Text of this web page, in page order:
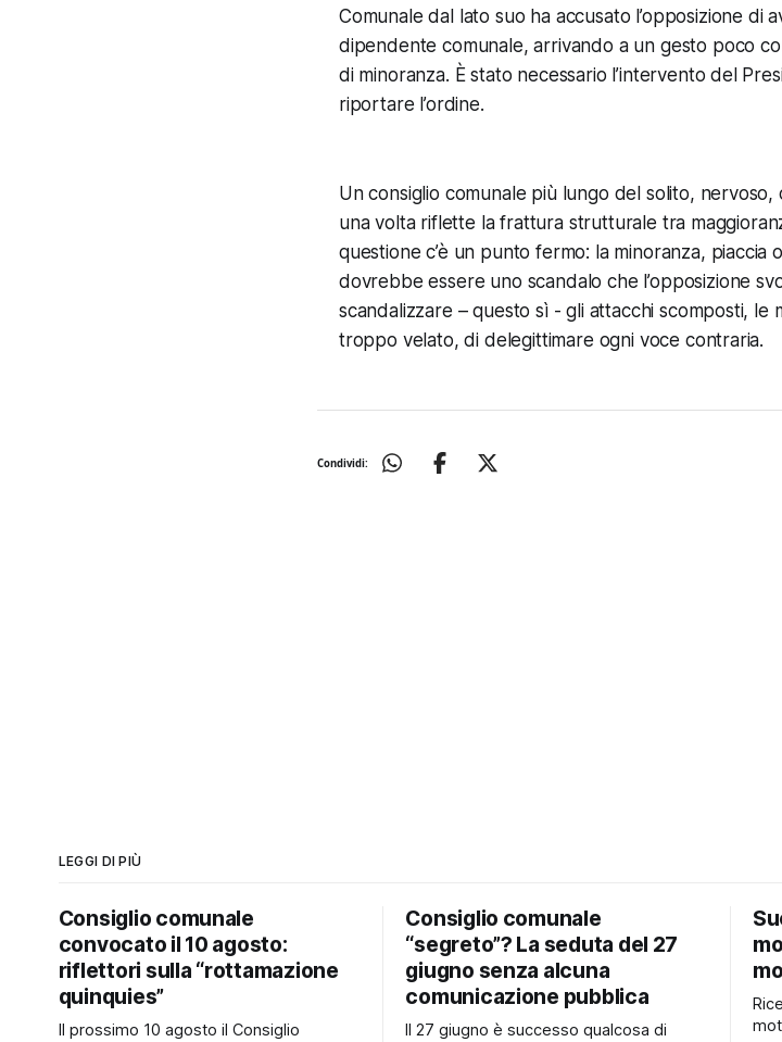
Comunale dal lato suo ha accusato l’opposizione di
dipendente comunale, arrivando a un gesto poco
di minoranza. È stato necessario l’intervento del
riportare l’ordine.
Un consiglio comunale più lungo del solito,
una volta riflette la frattura strutturale tra
questione c’è un punto fermo: la minoranza,
dovrebbe essere uno scandalo che l’opposizione
scandalizzare – questo sì - gli attacchi scomposti,
troppo velato, di delegittimare ogni voce contraria.
Condividi:
LEGGI DI PIÙ
Consiglio comunale
convocato il 10 agosto:
riflettori sulla “rottamazione
quinquies”
Il prossimo 10 agosto il Consiglio
Consiglio comunale
“segreto”? La seduta del 27
giugno senza alcuna
comunicazione pubblica
Il 27 giugno è successo qualcosa di